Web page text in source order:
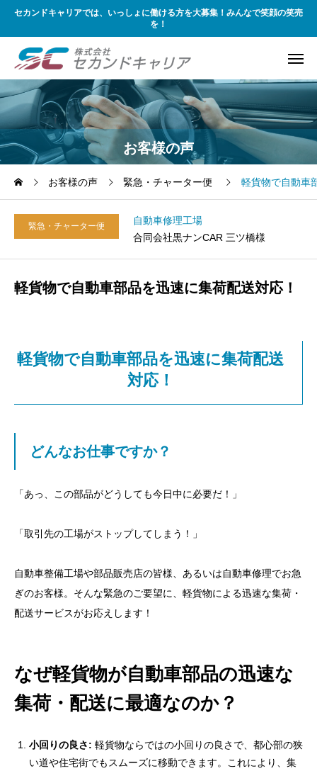
セカンドキャリアでは、いっしょに働ける方を大募集！みんなで笑顔の笑売
を！
お客様の声
お客様の声 緊急・チャーター便 軽貨物で自動車
緊急・チャーター便
自動車修理工場
合同会社黒ナンCAR 三ツ橋様
軽貨物で自動車部品を迅速に集荷配送対応！
軽貨物で自動車部品を迅速に集荷配送
対応！
どんなお仕事ですか？
「あっ、この部品がどうしても今日中に必要だ！」
「取引先の工場がストップしてしまう！」
自動車整備工場や部品販売店の皆様、あるいは自動車修理でお急
ぎのお客様。そんな緊急のご要望に、軽貨物による迅速な集荷・
配送サービスがお応えします！
なぜ軽貨物が自動車部品の迅速な
集荷・配送に最適なのか？
小回りの良さ: 軽貨物ならではの小回りの良さで、都心部の狭
い道や住宅街でもスムーズに移動できます。これにより、集